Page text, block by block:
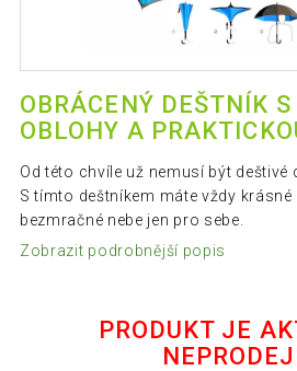
OBRÁCENÝ DEŠTNÍK
OBLOHY A
Od této chvíle už nemusí být deštivé
S tímto deštníkem máte vždy
bezmračné nebe jen pro sebe.
Zobrazit podrobnější popis
PRODUKT JE